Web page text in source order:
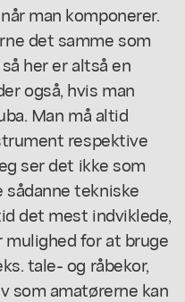
man komponerer.
det samme som
her er altså en
også, hvis man
Man må altid
respektive
ser det ikke som
tekniske
det mest indviklede,
mulighed for at bruge
tale- og råbekor,
som amatørerne kan